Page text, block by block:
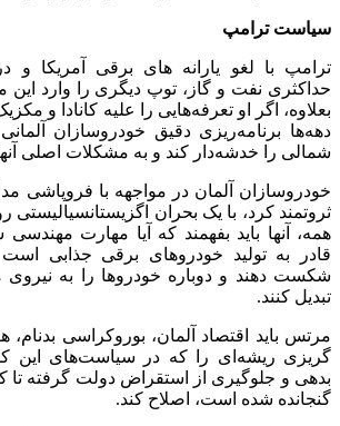
سیاست ترامپ
ترامپ با لغو یارانه های برقی آمریکا و
حداکثری نفت و گاز، توپ دیگری را وارد
بعلاوه، اگر او تعرفه‌هایی را علیه کانادا و
دهه‌ها برنامه‌ریزی دقیق خودروسازان
شمالی را خدشه‌دار کند و به مشکلات اصلی آنها
خودروسازان آلمان در مواجهه با فروپاشی
ثروتمند کرد، با یک بحران اگزیستانسیالیستی
همه، آنها باید بفهمند که آیا مهارت
قادر به تولید خودروهای برقی جذابی
شکست دهند و دوباره خودروها را به نیروی
تبدیل کنند.
مرتس باید اقتصاد آلمان، بوروکراسی بدنام،
گریزی ریشه‌ای را که در سیاست‌های این
بدهی و جلوگیری از استقراض دولت گرفته تا
گنجانده شده است، اصلاح کند.